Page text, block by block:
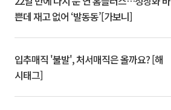
쁜데 재고 없어 ‘발동동’[가보니]
입추매직 '불발', 처서매직은 올까요? [해
시태그]